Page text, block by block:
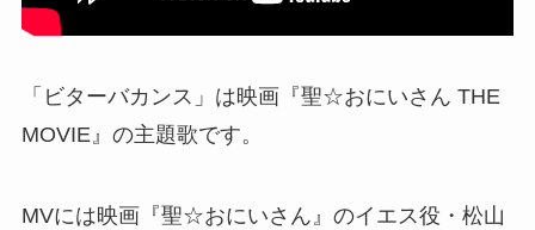
「ビターバカンス」は映画『聖☆おにいさん THE
MOVIE』の主題歌です。
MVには映画『聖☆おにいさん』のイエス役・松山